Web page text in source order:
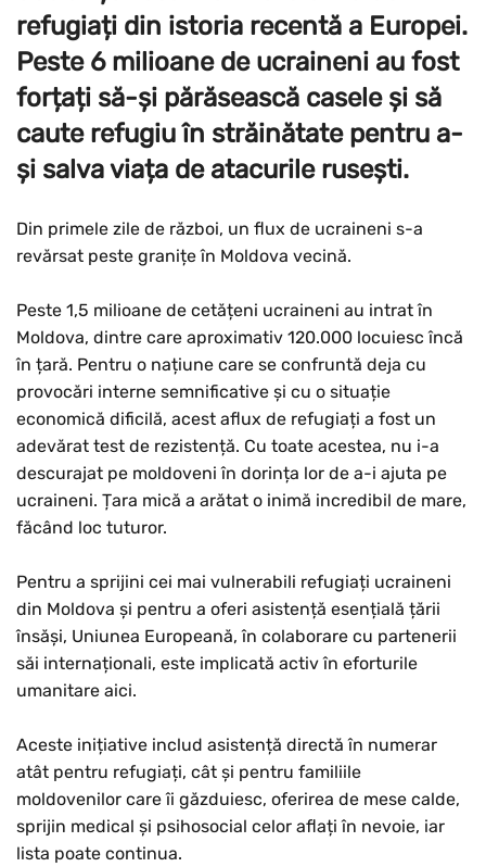
refugiați din istoria recentă a Europei.
Peste 6 milioane de ucraineni au fost
forțați să-și părăsească casele și să
caute refugiu în străinătate pentru a-
și salva viața de atacurile rusești.
Din primele zile de război, un flux de ucraineni s-a
revărsat peste granițe în Moldova vecină.
Peste 1,5 milioane de cetățeni ucraineni au intrat în
Moldova, dintre care aproximativ 120.000 locuiesc încă
în țară. Pentru o națiune care se confruntă deja cu
provocări interne semnificative și cu o situație
economică dificilă, acest aflux de refugiați a fost un
adevărat test de rezistență. Cu toate acestea, nu i-a
descurajat pe moldoveni în dorința lor de a-i ajuta pe
ucraineni. Țara mică a arătat o inimă incredibil de mare,
făcând loc tuturor.
Pentru a sprijini cei mai vulnerabili refugiați ucraineni
din Moldova și pentru a oferi asistență esențială țării
însăși, Uniunea Europeană, în colaborare cu partenerii
săi internaționali, este implicată activ în eforturile
umanitare aici.
Aceste inițiative includ asistență directă în numerar
atât pentru refugiați, cât și pentru familiile
moldovenilor care îi găzduiesc, oferirea de mese calde,
sprijin medical și psihosocial celor aflați în nevoie, iar
lista poate continua.